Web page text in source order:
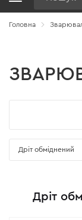
Головна
Дріт обміднений
Дріт